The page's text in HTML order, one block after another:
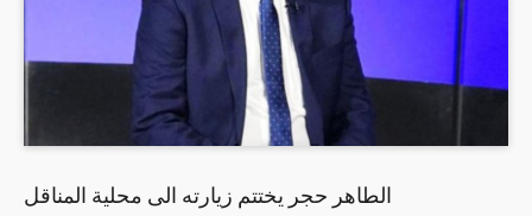
الطاهر حجر يختتم زيارته الى محلية المناقل